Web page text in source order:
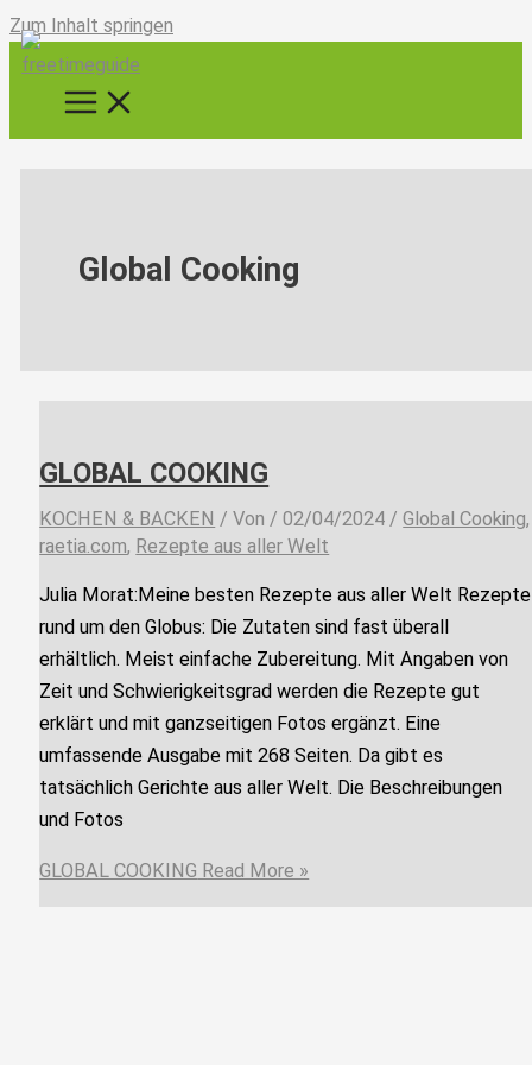
Zum Inhalt springen
Global Cooking
GLOBAL COOKING
KOCHEN & BACKEN / Von /02/04/2024 /Global Cooking,
raetia.com, Rezepte aus aller Welt
Julia Morat:Meine besten Rezepte aus aller Welt Rezepte
rund um den Globus: Die Zutaten sind fast überall
erhältlich. Meist einfache Zubereitung. Mit Angaben von
Zeit und Schwierigkeitsgrad werden die Rezepte gut
erklärt und mit ganzseitigen Fotos ergänzt. Eine
umfassende Ausgabe mit 268 Seiten. Da gibt es
tatsächlich Gerichte aus aller Welt. Die Beschreibungen
und Fotos
GLOBAL COOKING Read More »